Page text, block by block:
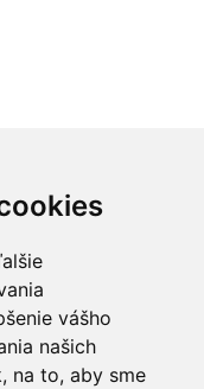
vášho
našich
na to, aby sme
v snahe zlepšiť
medzi užívateľmi. Tím
zdravotníckych
stránke
Cieľom stránky